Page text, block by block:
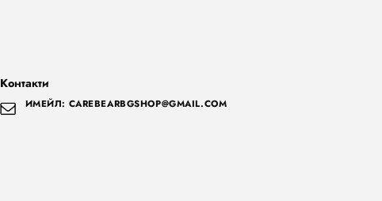
Контакти
ИМЕЙЛ: CAREBEARBGSHOP@GMAIL.COM